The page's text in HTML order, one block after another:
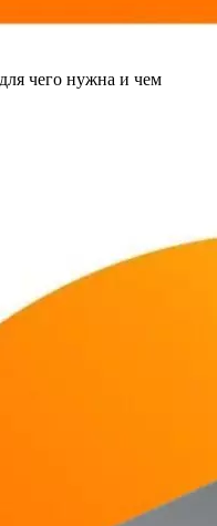
чего нужна и чем